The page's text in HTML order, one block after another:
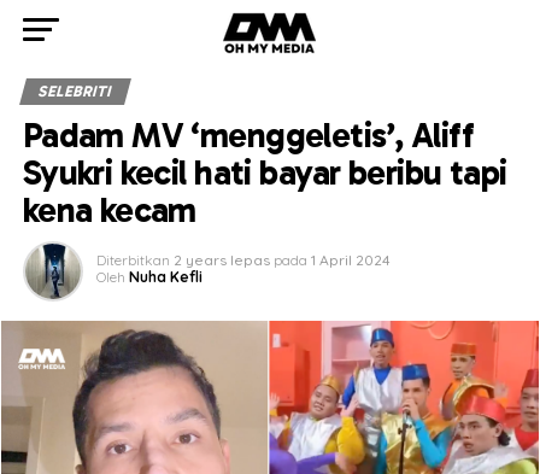
SELEBRITI
Padam MV ‘menggeletis’, Aliff
Syukri kecil hati bayar beribu tapi
kena kecam
Diterbitkan 2 years lepas pada 1 April 2024
Oleh Nuha Kefli